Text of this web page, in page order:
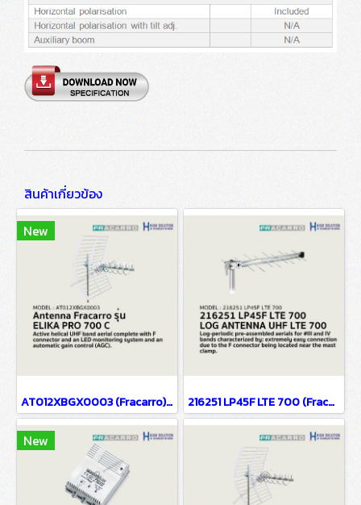
สินค้าเกี่ยวข้อง
New
AT012XBGX0003 (Fracarro) เสาอากาศทีวีดิจิตอล รุ่น ELIKA PRO 700 C 216251 LP45F LTE 700 (Fracarro) LOG ANTENNA UHF LTE 700
New